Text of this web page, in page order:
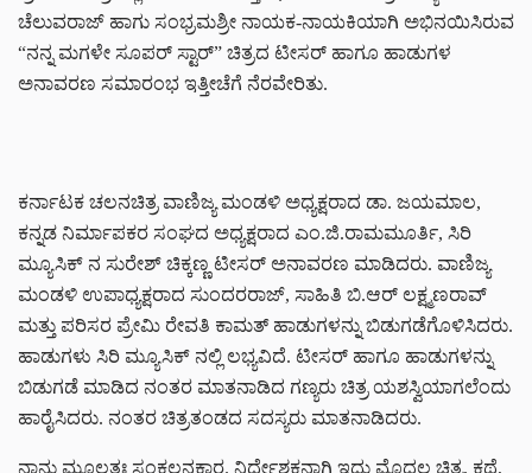
ಚೆಲುವರಾಜ್ ಹಾಗು ಸಂಭ್ರಮಶ್ರೀ ನಾಯಕ-ನಾಯಕಿಯಾಗಿ ಅಭಿನಯಿಸಿರುವ
“ನನ್ನ ಮಗಳೇ ಸೂಪರ್ ಸ್ಟಾರ್” ಚಿತ್ರದ ಟೀಸರ್ ಹಾಗೂ ಹಾಡುಗಳ
ಅನಾವರಣ ಸಮಾರಂಭ ಇತ್ತೀಚೆಗೆ ನೆರವೇರಿತು.
ಕರ್ನಾಟಕ ಚಲನಚಿತ್ರ ವಾಣಿಜ್ಯ ಮಂಡಳಿ ಅಧ್ಯಕ್ಷರಾದ ಡಾ. ಜಯಮಾಲ,
ಕನ್ನಡ ನಿರ್ಮಾಪಕರ ಸಂಘದ ಅಧ್ಯಕ್ಷರಾದ ಎಂ.ಜಿ.ರಾಮಮೂರ್ತಿ, ಸಿರಿ
ಮ್ಯೂಸಿಕ್ ನ ಸುರೇಶ್ ಚಿಕ್ಕಣ್ಣ ಟೀಸರ್ ಅನಾವರಣ ಮಾಡಿದರು. ವಾಣಿಜ್ಯ
ಮಂಡಳಿ ಉಪಾಧ್ಯಕ್ಷರಾದ ಸುಂದರರಾಜ್, ಸಾಹಿತಿ ಬಿ.ಆರ್ ಲಕ್ಷ್ಮಣರಾವ್
ಮತ್ತು ಪರಿಸರ ಪ್ರೇಮಿ ರೇವತಿ ಕಾಮತ್ ಹಾಡುಗಳನ್ನು ಬಿಡುಗಡೆಗೊಳಿಸಿದರು.
ಹಾಡುಗಳು ಸಿರಿ ಮ್ಯೂಸಿಕ್ ನಲ್ಲಿ ಲಭ್ಯವಿದೆ. ಟೀಸರ್ ಹಾಗೂ ಹಾಡುಗಳನ್ನು
ಬಿಡುಗಡೆ ಮಾಡಿದ ನಂತರ ಮಾತನಾಡಿದ ಗಣ್ಯರು ಚಿತ್ರ ಯಶಸ್ವಿಯಾಗಲೆಂದು
ಹಾರೈಸಿದರು. ನಂತರ ಚಿತ್ರತಂಡದ ಸದಸ್ಯರು ಮಾತನಾಡಿದರು.
ನಾನು ಮೂಲತಃ ಸಂಕಲನಕಾರ. ನಿರ್ದೇಶಕನಾಗಿ ಇದು ಮೊದಲ ಚಿತ್ರ. ಕಥೆ,